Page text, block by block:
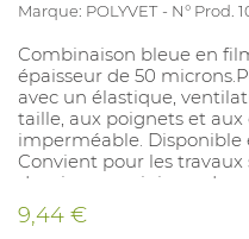
Marque: POLYVET N° Prod.
Combinaison bleue en
épaisseur de 50
avec un élastique,
taille, aux poignets et aux
imperméable. Disponible
Convient pour les
des risques minimes
agroalimentaire et les
1.
9,44 €